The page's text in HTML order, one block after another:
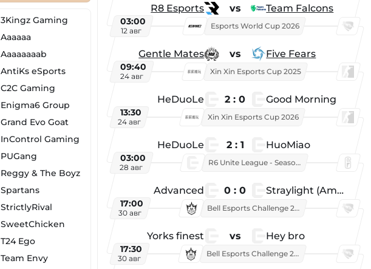
3Kingz Gaming
Aaaaaa
Aaaaaaaab
AntiKs eSports
C2C Gaming
Enigma6 Group
Grand Evo Goat
InControl Gaming
PUGang
Reggy & The Boyz
Spartans
StrictlyRival
SweetChicken
T24 Ego
Team Envy
R8 Esports vs Team Falcons
03:00
12 авг
Esports World Cup 2026
Gentle Mates vs Five Fears
09:40
24 авг
Xin Xin Esports Cup 2025
HeDuoLe 2 : 0 Good Morning
13:30
24 авг
Xin Xin Esports Cup 2026
HeDuoLe 2 : 1 HuoMiao
03:00
28 авг
R6 Unite League - Season 1
Advanced 0 : 0 Straylight (American team)
17:00
30 авг
Bell Esports Challenge 2026
Yorks finest vs Hey bro
17:30
30 авг
Bell Esports Challenge 2026